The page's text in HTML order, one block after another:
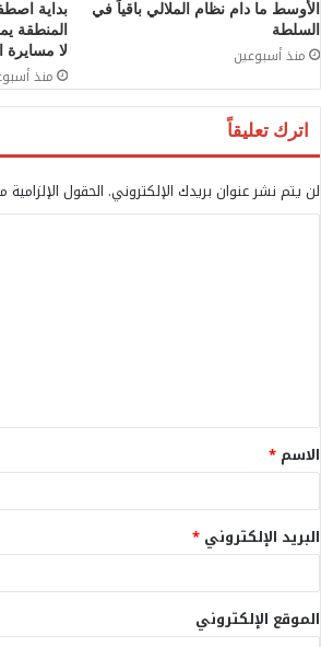
الأوسط ما دام نظام الملالي باقياً في
السلطة
منذ أسبوعين
بداية
المنطقة
لا مسايرة
منذ
اترك تعليقاً
لن يتم نشر عنوان بريدك الإلكتروني. الحقول الإلزامية
ق
*
الاسم *
البريد الإلكتروني *
الموقع الإلكتروني